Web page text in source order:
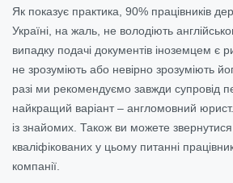
Як показує практика, 90% працівників
Україні, на жаль, не володіють
випадку подачі документів іноземцем є
не зрозуміють або невірно зрозуміють
разі ми рекомендуємо завжди супровід
найкращий варіант – англомовний
із знайомих. Також ви можете
кваліфікованих у цьому питанні
компанії.